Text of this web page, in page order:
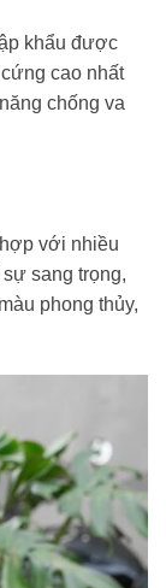
khẩu được
cao nhất
chống va
với nhiều
sang trọng,
phong thủy,